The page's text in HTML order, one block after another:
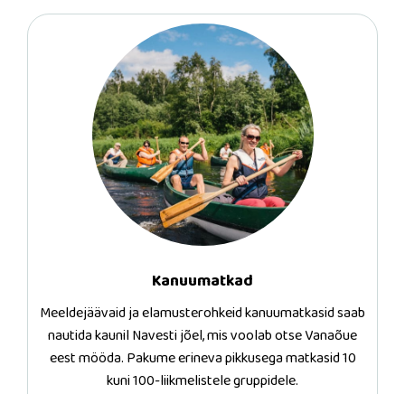
Kanuumatkad
Meeldejäävaid ja elamusterohkeid kanuumatkasid saab
nautida kaunil Navesti jõel, mis voolab otse Vanaõue
eest mööda. Pakume erineva pikkusega matkasid 10
kuni 100-liikmelistele gruppidele.